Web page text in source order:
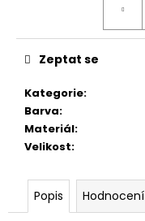
Kategorie:
Barva:
Materiál:
Velikost:
Zeptat se
Popis Hodnocení
m
e